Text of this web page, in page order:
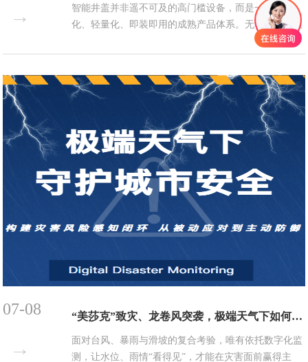
→
智能井盖并非遥不可及的高门槛设备，而是一套标准
化、轻量化、即装即用的成熟产品体系。无论您是市政
运维单位、工业园区管理者，还是物业运营方，均可参
照本文所述场景与操作流程，快速完成部署并进入常态
化运行。通过科学选型、标准安装、智能预警、轻量运
维，智能井盖将真正成为地下管网精细化、数字化管理
的可靠入口，助力城市安全运...
07-08
→
“美莎克”致灾、龙卷风突袭，极端天气下如何筑牢城市“防洪网”？
面对台风、暴雨与滑坡的复合考验，唯有依托数字化监
测，让水位、雨情“看得见”，才能在灾害面前赢得主